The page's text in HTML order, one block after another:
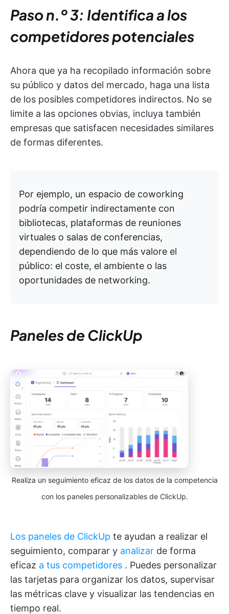
Paso n.º 3: Identifica a los
competidores potenciales
Ahora que ya ha recopilado información sobre
su público y datos del mercado, haga una lista
de los posibles competidores indirectos. No se
limite a las opciones obvias, incluya también
empresas que satisfacen necesidades similares
de formas diferentes.
Por ejemplo, un espacio de coworking
podría competir indirectamente con
bibliotecas, plataformas de reuniones
virtuales o salas de conferencias,
dependiendo de lo que más valore el
público: el coste, el ambiente o las
oportunidades de networking.
Paneles de ClickUp
Realiza un seguimiento eficaz de los datos de la competencia
con los paneles personalizables de ClickUp.
Los paneles de ClickUp te ayudan a realizar el
seguimiento, comparar y analizar de forma
eficaz a tus competidores . Puedes personalizar
las tarjetas para organizar los datos, supervisar
las métricas clave y visualizar las tendencias en
tiempo real.